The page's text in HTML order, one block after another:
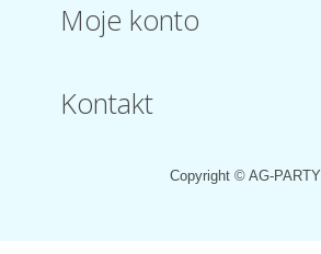
Moje konto
Kontakt
Copyright © AG-PARTY